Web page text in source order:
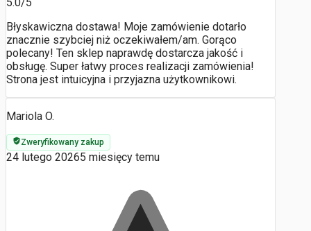
Błyskawiczna dostawa! Moje zamówienie dotarło
znacznie szybciej niż oczekiwałem/am. Gorąco
polecany! Ten sklep naprawdę dostarcza jakość i
obsługę. Super łatwy proces realizacji zamówienia!
Strona jest intuicyjna i przyjazna użytkownikowi.
Mariola O.
Zweryfikowany zakup
24 lutego 20265 miesięcy temu